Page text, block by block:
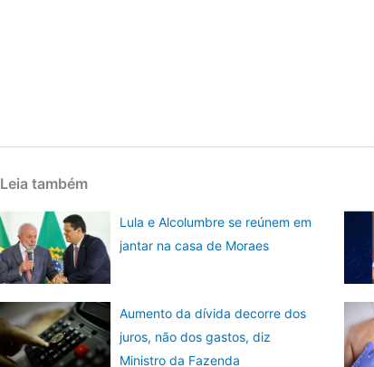
Leia também
Lula e Alcolumbre se reúnem em
jantar na casa de Moraes
Aumento da dívida decorre dos
juros, não dos gastos, diz
Ministro da Fazenda